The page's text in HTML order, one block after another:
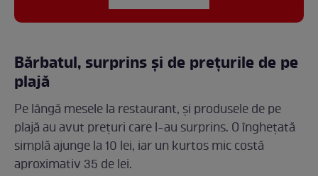
Bărbatul, surprins și de prețurile de pe
plajă
Pe lângă mesele la restaurant, și produsele de pe
plajă au avut prețuri care l-au surprins. O înghețată
simplă ajunge la 10 lei, iar un kurtos mic costă
aproximativ 35 de lei.